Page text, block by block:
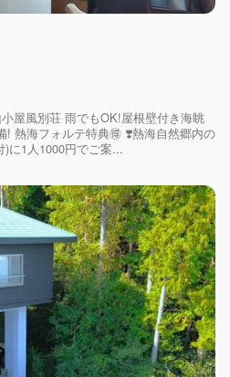
屋風別荘 雨でもOK!屋根壁付き海眺
! 熱海フォルテ特典🉐 ❣️熱海自然郷内の
に1人1000円でご案...